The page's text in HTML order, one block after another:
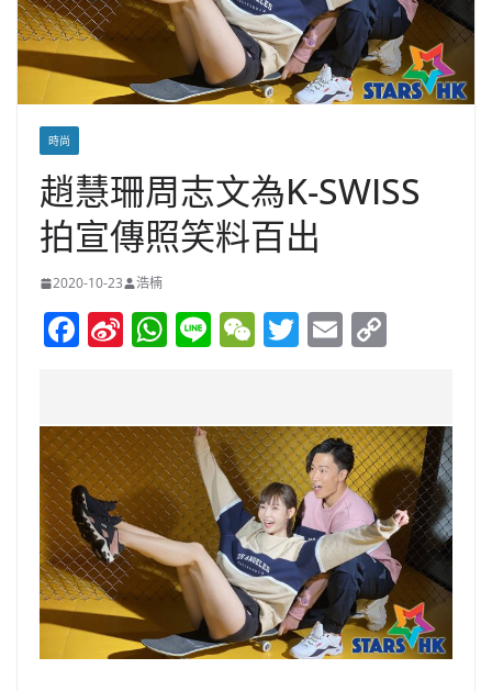
時尚
趙慧珊周志文為K-SWISS
拍宣傳照笑料百出
2020-10-23 浩楠
F
e
b
o
o
k
Si
W
ei
b
o
W
s
A
p
p
Li W
h
at
T
er
E
l y
Li
n
k